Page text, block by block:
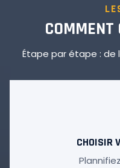
COMMENT
Étape par étape : de
CHOISIR